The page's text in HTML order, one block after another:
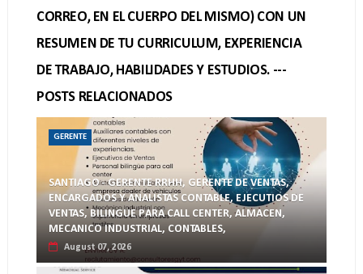
CORREO, EN EL CUERPO DEL MISMO) CON UN
RESUMEN DE TU CURRICULUM, EXPERIENCIA
DE TRABAJO, HABILIDADES Y ESTUDIOS. ---
POSTS RELACIONADOS
GERENTE
SANTIAGO - GERENTE RRHH, GERENTE DE VENTAS,
ENCARGADOS Y ANALISTAS CONTABLE, EJECUTIOS DE
VENTAS, BILINGUE PARA CALL CENTER, ALMACEN,
MECANICO INDUSTRIAL, CONTABLES,
August 07, 2026